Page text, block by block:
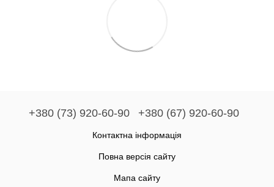
+380 (73) 920-60-90 +380 (67) 920-60-90
Контактна інформація
Повна версія сайту
Мапа сайту